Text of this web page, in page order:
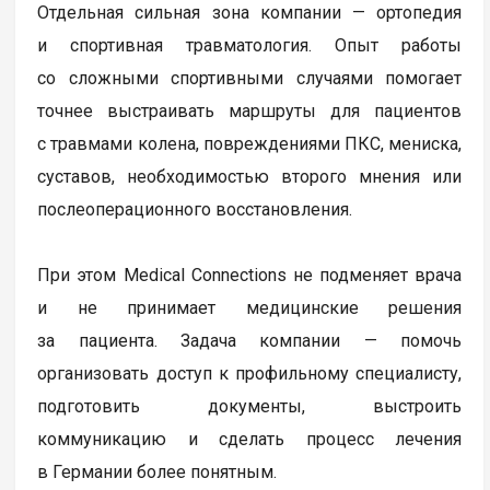
Отдельная сильная зона компании — ортопедия
и спортивная травматология. Опыт работы
со сложными спортивными случаями помогает
точнее выстраивать маршруты для пациентов
с травмами колена, повреждениями ПКС, мениска,
суставов, необходимостью второго мнения или
послеоперационного восстановления.
При этом Medical Connections не подменяет врача
и не принимает медицинские решения
за пациента. Задача компании — помочь
организовать доступ к профильному специалисту,
подготовить документы, выстроить
коммуникацию и сделать процесс лечения
в Германии более понятным.